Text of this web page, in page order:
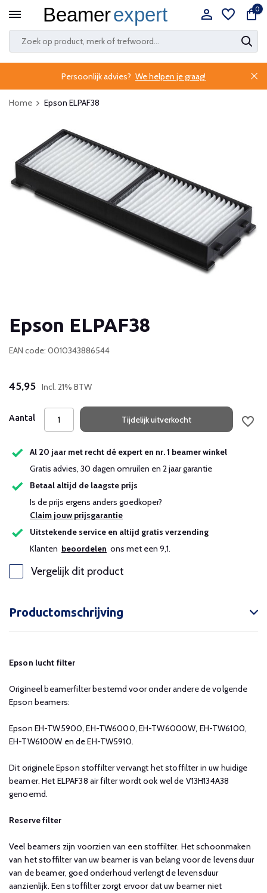
0
Persoonlijk advies? We helpen je graag!
Home Epson ELPAF38
Epson ELPAF38
EAN code: 0010343886544
45,95 Incl. 21% BTW
Aantal Tijdelijk uitverkocht
Al 20 jaar met recht dé expert en nr. 1 beamer winkel
Gratis advies, 30 dagen omruilen en 2 jaar garantie
Betaal altijd de laagste prijs
Is de prijs ergens anders goedkoper?
Claim jouw prijsgarantie
Uitstekende service en altijd gratis verzending
Klanten beoordelen ons met een 9,1.
Vergelijk dit product
Productomschrijving
Epson lucht filter
Origineel beamerfilter bestemd voor onder andere de volgende
Epson beamers:
Epson EH-TW5900, EH-TW6000, EH-TW6000W, EH-TW6100,
EH-TW6100W en de EH-TW5910.
Dit originele Epson stoffilter vervangt het stoffilter in uw huidige
beamer. Het ELPAF38 air filter wordt ook wel de V13H134A38
genoemd.
Reserve filter
Veel beamers zijn voorzien van een stoffilter. Het schoonmaken
van het stoffilter van uw beamer is van belang voor de levensduur
van de beamer, goed onderhoud verlengt de levensduur
aanzienlijk. Een stoffilter zorgt ervoor dat uw beamer niet